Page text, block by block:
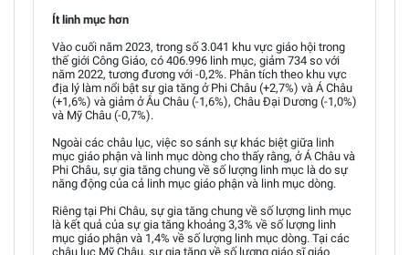
Ít linh mục hơn
Vào cuối năm 2023, trong số 3.041 khu vực giáo hội trong
thế giới Công Giáo, có 406.996 linh mục, giảm 734 so với
năm 2022, tương đương với -0,2%. Phân tích theo khu vực
địa lý làm nổi bật sự gia tăng ở Phi Châu (+2,7%) và Á Châu
(+1,6%) và giảm ở Âu Châu (-1,6%), Châu Đại Dương (-1,0%)
và Mỹ Châu (-0,7%).
Ngoài các châu lục, việc so sánh sự khác biệt giữa linh
mục giáo phận và linh mục dòng cho thấy rằng, ở Á Châu và
Phi Châu, sự gia tăng chung về số lượng linh mục là do sự
năng động của cả linh mục giáo phận và linh mục dòng.
Riêng tại Phi Châu, sự gia tăng chung về số lượng linh mục
là kết quả của sự gia tăng khoảng 3,3% về số lượng linh
mục giáo phận và 1,4% về số lượng linh mục dòng. Tại các
châu lục Mỹ Châu, sự gia tăng về số lượng giáo sĩ giáo